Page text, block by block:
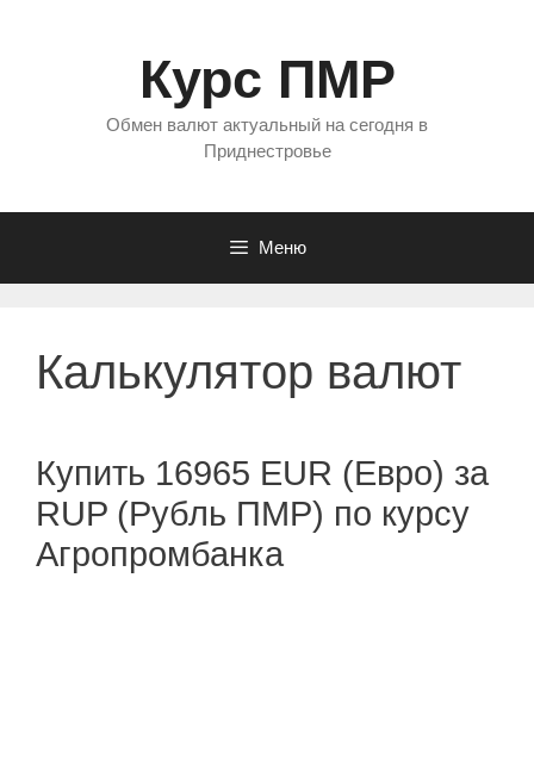
Курс ПМР
Обмен валют актуальный на сегодня в
Приднестровье
Меню
Калькулятор валют
Купить 16965 EUR (Евро) за
RUP (Рубль ПМР) по курсу
Агропромбанка